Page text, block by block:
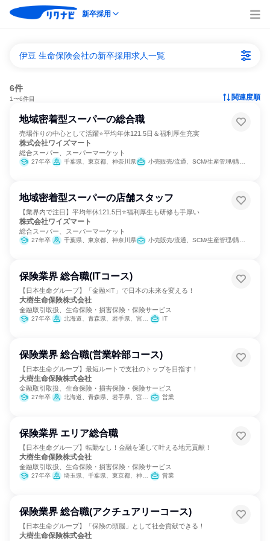
新卒採用
伊豆 生命保険会社の新卒採用求人一覧
6件
1〜6件目 関連度順
地域密着型スーパーの総合職
売場作りの中心として活躍⭐平均年休121.5日＆福利厚生充実
株式会社ワイズマート
総合スーパー、スーパーマーケット
27年卒 千葉県、東京都、神奈川県 小売販売/流通、SCM/生産管理/購買/物流、組織運営管理・公務員・事務系職種
地域密着型スーパーの店舗スタッフ
【業界内で注目】平均年休121.5日⭐福利厚生も研修も手厚い
株式会社ワイズマート
総合スーパー、スーパーマーケット
27年卒 千葉県、東京都、神奈川県 小売販売/流通、SCM/生産管理/購買/物流
保険業界 総合職(ITコース)
【日本生命グループ】「金融×IT」で日本の未来を変える！
大樹生命保険株式会社
金融取引取扱、生命保険・損害保険・保険サービス
27年卒 北海道、青森県、岩手県、宮城県、秋田県、山形県、福島県、茨城県、栃木県、群馬県、埼玉県、千葉県、東京都、神奈川県、新潟県、富山県、石川県、福井県、山梨県、長野県、岐阜県、静岡県、愛知県、三重県、滋賀県、京都府、大阪府、兵庫県、奈良県、和歌山県、鳥取県、島根県、岡山県、広島県、山口県、徳島県、香川県、愛媛県、高知県、福岡県、佐賀県、長崎県、熊本県、大分県、宮崎県、鹿児島県、沖縄県 IT
保険業界 総合職(営業幹部コース)
【日本生命グループ】最短ルートで支社のトップを目指す！
大樹生命保険株式会社
金融取引取扱、生命保険・損害保険・保険サービス
27年卒 北海道、青森県、岩手県、宮城県、秋田県、山形県、福島県、茨城県、栃木県、群馬県、埼玉県、千葉県、東京都、神奈川県、新潟県、富山県、石川県、福井県、山梨県、長野県、岐阜県、静岡県、愛知県、三重県、滋賀県、京都府、大阪府、兵庫県、奈良県、和歌山県、鳥取県、島根県、岡山県、広島県、山口県、徳島県、香川県、愛媛県、高知県、福岡県、佐賀県、長崎県、熊本県、大分県、宮崎県、鹿児島県、沖縄県 営業
保険業界 エリア総合職
【日本生命グループ】転勤なし！金融を通して叶える地元貢献！
大樹生命保険株式会社
金融取引取扱、生命保険・損害保険・保険サービス
27年卒 埼玉県、千葉県、東京都、神奈川県 営業
保険業界 総合職(アクチュアリーコース)
【日本生命グループ】「保険の頭脳」として社会貢献できる！
大樹生命保険株式会社